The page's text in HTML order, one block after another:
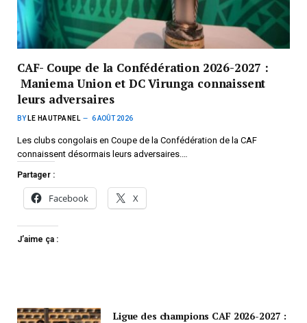
CAF- Coupe de la Confédération 2026-2027 :
Maniema Union et DC Virunga connaissent
leurs adversaires
BY LE HAUTPANEL 6 AOÛT 2026
Les clubs congolais en Coupe de la Confédération de la CAF
connaissent désormais leurs adversaires.…
Partager :
Facebook X
J’aime ça :
Ligue des champions CAF 2026-2027 :